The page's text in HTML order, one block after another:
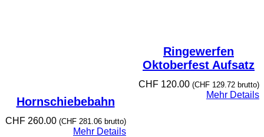
Hornschiebebahn
CHF260.00 (CHF281.06brutto)
Mehr Details
Ringewerfen
Oktoberfest Aufsatz
CHF120.00 (CHF129.72brutto)
Mehr Details